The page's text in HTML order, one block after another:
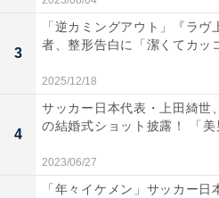
3
「逆カミングアウト」『ラヴ
者、整形告白に「潔くてカッ
2025/12/18
4
サッカー日本代表・上田綺世
の結婚式ショット披露！ 「
2023/06/27
「年々イケメン」サッカー日